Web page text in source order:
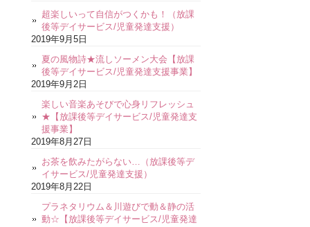
超楽しいって自信がつくかも！（放課
後等デイサービス/児童発達支援）
2019年9月5日
夏の風物詩★流しソーメン大会【放課
後等デイサービス/児童発達支援事業】
2019年9月2日
楽しい音楽あそびで心身リフレッシュ
★【放課後等デイサービス/児童発達支
援事業】
2019年8月27日
お茶を飲みたがらない…（放課後等デ
イサービス/児童発達支援）
2019年8月22日
プラネタリウム＆川遊びで動＆静の活
動☆【放課後等デイサービス/児童発達